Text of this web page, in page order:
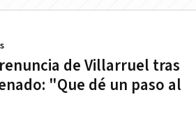
de Villarruel tras
"Que dé un paso al